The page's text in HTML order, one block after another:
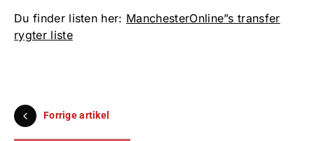
Du finder listen her: ManchesterOnline”s transfer
rygter liste
Forrige artikel